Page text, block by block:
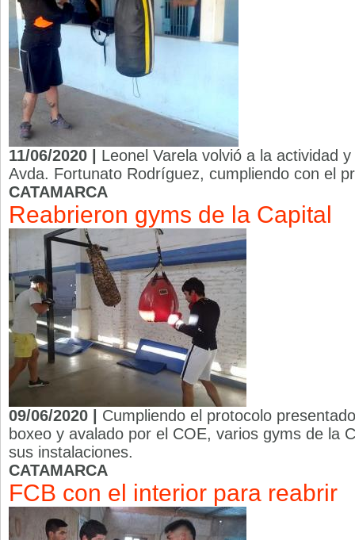
11/06/2020 | Leonel Varela volvió a la actividad
Avda. Fortunato Rodríguez, cumpliendo con el
CATAMARCA
Reabrieron gyms de la Capital
09/06/2020 | Cumpliendo el protocolo
boxeo y avalado por el COE, varios gyms de la
sus instalaciones.
CATAMARCA
FCB con el interior para reabrir